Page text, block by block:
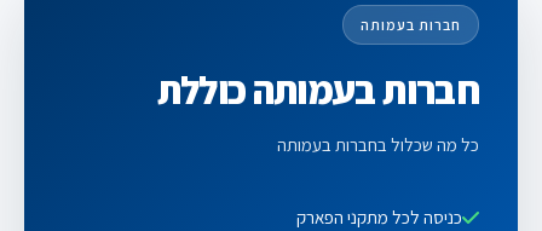
חברות בעמותה
חברות בעמותה כוללת
כל מה שכלול בחברות בעמותה
כניסה לכל מתקני הפארק